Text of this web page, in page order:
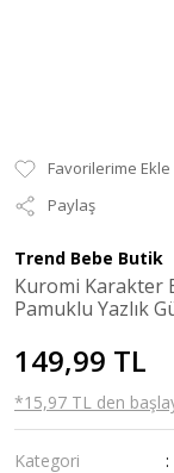
Paylaş
Trend Bebe Butik
Kuromi Karakter
Pamuklu Yazlık
149,99 TL
*15,97 TL den
Kategori